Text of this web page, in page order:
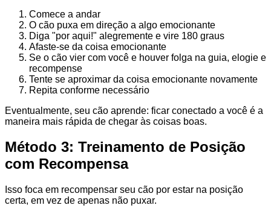
Comece a andar
O cão puxa em direção a algo emocionante
Diga "por aqui!" alegremente e vire 180 graus
Afaste-se da coisa emocionante
Se o cão vier com você e houver folga na guia, elogie e
recompense
Tente se aproximar da coisa emocionante novamente
Repita conforme necessário
Eventualmente, seu cão aprende: ficar conectado a você é a
maneira mais rápida de chegar às coisas boas.
Método 3: Treinamento de Posição
com Recompensa
Isso foca em recompensar seu cão por estar na posição
certa, em vez de apenas não puxar.